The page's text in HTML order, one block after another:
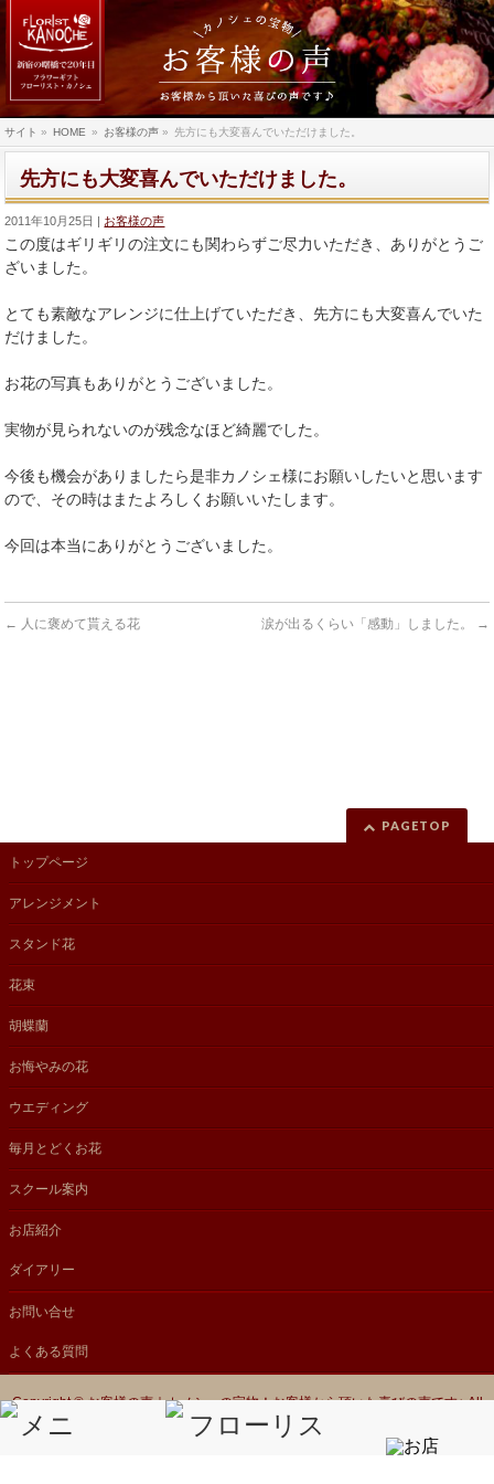
サイト » HOME » お客様の声 » 先方にも大変喜んでいただけました。
先方にも大変喜んでいただけました。
2011年10月25日 お客様の声
この度はギリギリの注文にも関わらずご尽力いただき、ありがとうご
ざいました。
とても素敵なアレンジに仕上げていただき、先方にも大変喜んでいた
だけました。
お花の写真もありがとうございました。
実物が見られないのが残念なほど綺麗でした。
今後も機会がありましたら是非カノシェ様にお願いしたいと思います
ので、その時はまたよろしくお願いいたします。
今回は本当にありがとうございました。
← 人に褒めて貰える花 涙が出るくらい「感動」しました。 →
PAGETOP
トップページ
アレンジメント
スタンド花
花束
胡蝶蘭
お悔やみの花
ウエディング
毎月とどくお花
スクール案内
お店紹介
ダイアリー
お問い合せ
よくある質問
Copyright ©お客様の声｜カノシェの宝物！お客様から頂いた喜びの声です♪All
Rights Reserved.